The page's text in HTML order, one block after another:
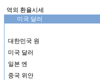
역외 환율시세
미국 달러
대한민국 원
미국 달러
일본 엔
중국 위안